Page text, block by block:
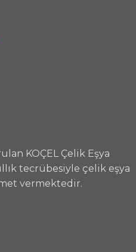
KOÇEL Çelik Eşya
tecrübesiyle çelik eşya
vermektedir.